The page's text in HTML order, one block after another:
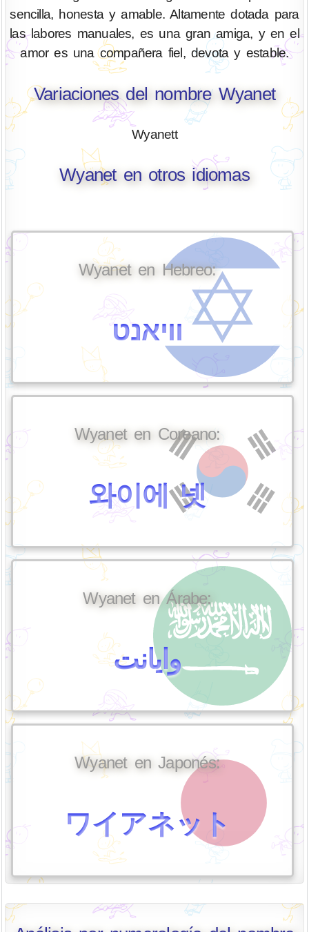
sencilla, honesta y amable. Altamente dotada para
las labores manuales, es una gran amiga, y en el
amor es una compañera fiel, devota y estable.
Variaciones del nombre Wyanet
Wyanett
Wyanet en otros idiomas
Wyanet en Hebreo:
וויאנט
Wyanet en Coreano:
와이에 넷
Wyanet en Árabe:
وايانت
Wyanet en Japonés:
ワイアネット